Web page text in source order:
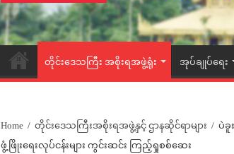
တိုင်းဒေသကြီး အစိုးရအဖွဲ့ရုံး အုပ်ချုပ်ရေး
Home / တိုင်းဒေသကြီးအစိုးရအဖွဲ့နှင့် ဌာနဆိုင်ရာများ / ပဲခူ
ဖွံ့ဖြိုးရေးလုပ်ငန်းများ ကွင်းဆင်း ကြည့်ရှုစစ်ဆေး